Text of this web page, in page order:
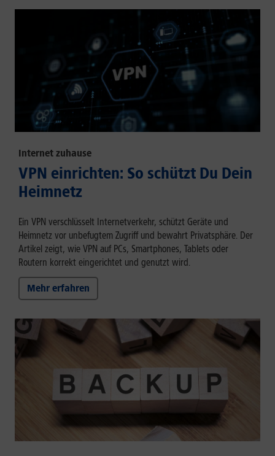
Internet zuhause
VPN einrichten: So schützt Du Dein
Heimnetz
Ein VPN verschlüsselt Internetverkehr, schützt Geräte und
Heimnetz vor unbefugtem Zugriff und bewahrt Privatsphäre. Der
Artikel zeigt, wie VPN auf PCs, Smartphones, Tablets oder
Routern korrekt eingerichtet und genutzt wird.
Mehr erfahren